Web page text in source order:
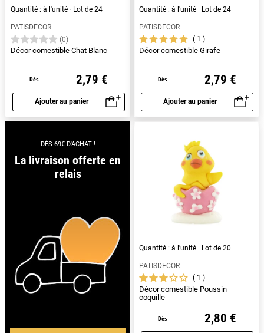
Quantité : à l'unité · Lot de 24
PATISDECOR
(0)
Décor comestible Chat Blanc
Dès 2,79 €
Ajouter au panier
Aperçu rapide
Quantité : à l'unité · Lot de 24
PATISDECOR
1
Décor comestible Girafe
Dès 2,79 €
Ajouter au panier
Aperçu rapide
DÈS 69€ D'ACHAT !
La livraison offerte en
relais
Quantité : à l'unité · Lot de 20
PATISDECOR
1
Décor comestible Poussin
coquille
Dès 2,80 €